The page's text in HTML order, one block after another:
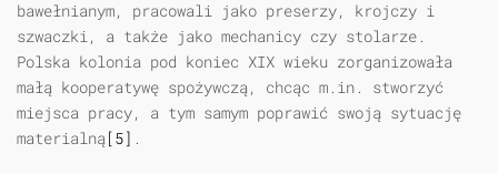
bawełnianym, pracowali jako preserzy, krojczy i
szwaczki, a także jako mechanicy czy stolarze.
Polska kolonia pod koniec XIX wieku zorganizowała
małą kooperatywę spożywczą, chcąc m.in. stworzyć
miejsca pracy, a tym samym poprawić swoją sytuację
materialną[5] .